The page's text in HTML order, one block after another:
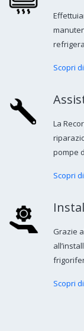
Scopri
La
pompe
Scopri
Grazie
Scopri